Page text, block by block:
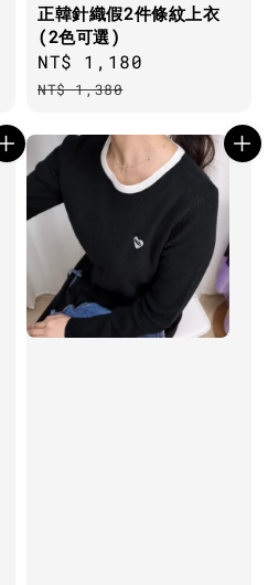
正韓針織假2件條紋上衣
(2色可選)
Sale
price
NT$ 1,180
NT$ 1,380